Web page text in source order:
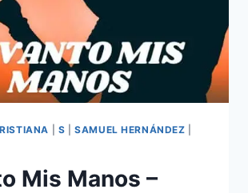
S |SAMUEL HERNÁNDEZ
Mis Manos –